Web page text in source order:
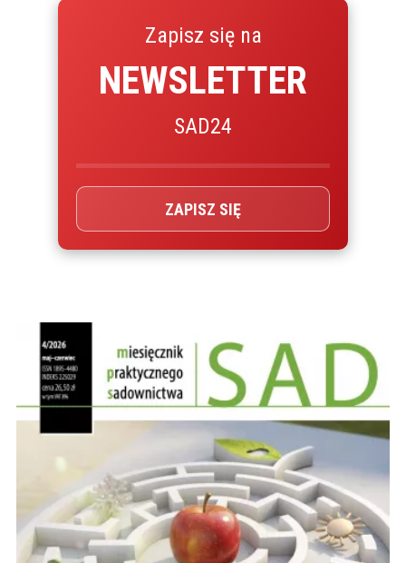
Zapisz się na
NEWSLETTER
SAD24
ZAPISZ SIĘ